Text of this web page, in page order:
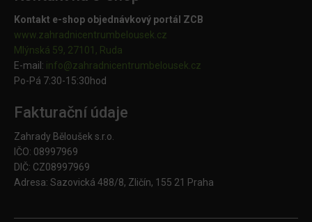
Kontakt e-shop objednávkový portál ZCB
www.zahradnicentrumbelousek.cz
Mlýnská 59, 27101, Ruda
E-mail: info@zahradnicentrumbelousek. cz
Po-Pá 7:30-15:30hod
Fakturační údaje
Zahrady Běloušek s.r.o.
IČO: 08997969
DIČ: CZ08997969
Adresa: Sazovická 488/8, Zličín, 155 21 Praha